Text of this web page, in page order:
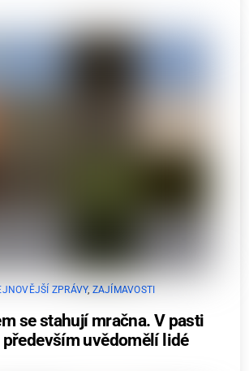
ZPRÁVY, ZAJÍMAVOSTI
se stahují mračna. V pasti
uvědomělí lidé